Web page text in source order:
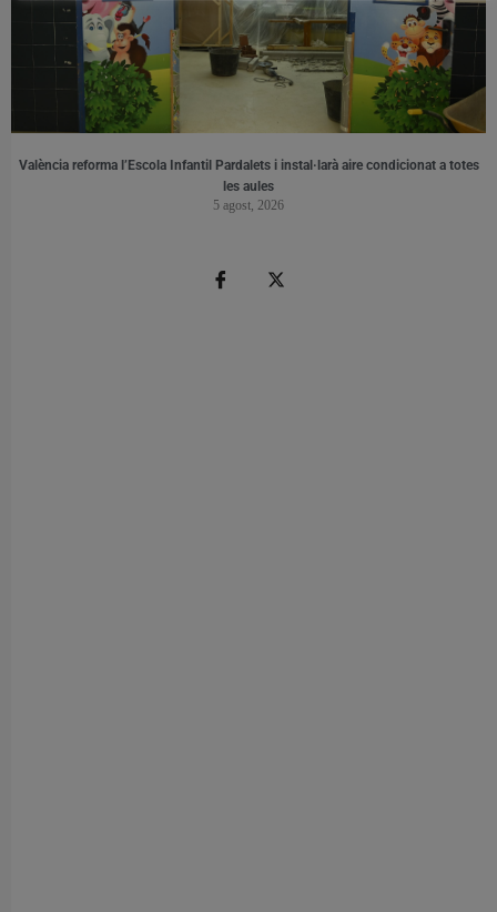
València reforma l’Escola Infantil Pardalets i instal·larà aire condicionat a totes
les aules
5 agost, 2026